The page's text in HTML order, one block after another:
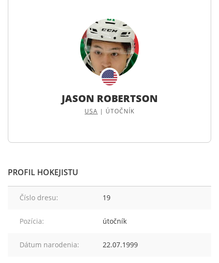
JASON ROBERTSON
USA | ÚTOČNÍK
PROFIL HOKEJISTU
Číslo dresu: 19
Pozícia: útočník
Dátum narodenia: 22.07.1999